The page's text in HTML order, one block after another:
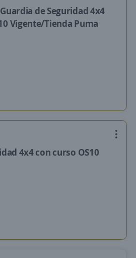
de Seguridad 4x4
Vigente/Tienda Puma
4x4 con curso OS10